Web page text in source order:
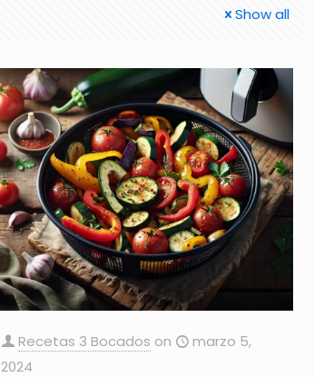
Show all
Recetas 3 Bocados on
marzo 5,
2024